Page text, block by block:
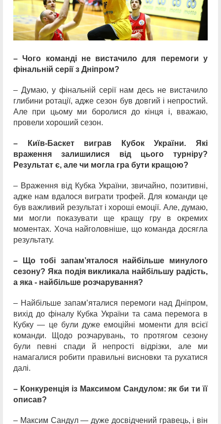
– Чого команді не вистачило для перемоги у
фінальній серії з Дніпром?
– Думаю, у фінальній серії нам десь не вистачило
глибини ротації, адже сезон був довгий і непростий.
Але при цьому ми боролися до кінця і, вважаю,
провели хороший сезон.
– Київ-Баскет виграв Кубок України. Які
враження залишилися від цього турніру?
Результат є, але чи могла гра бути кращою?
– Враження від Кубка України, звичайно, позитивні,
адже нам вдалося виграти трофей. Для команди це
був важливий результат і хороші емоції. Але, думаю,
ми могли показувати ще кращу гру в окремих
моментах. Хоча найголовніше, що команда досягла
результату.
– Що тобі запам’яталося найбільше минулого
сезону? Яка подія викликала найбільшу радість,
а яка - найбільше розчарування?
– Найбільше запам’яталися перемоги над Дніпром,
вихід до фіналу Кубка України та сама перемога в
Кубку — це були дуже емоційні моменти для всієї
команди. Щодо розчарувань, то протягом сезону
були певні спади й непрості відрізки, але ми
намагалися робити правильні висновки та рухатися
далі.
– Конкуренція із Максимом Сандулом: як би ти її
описав?
– Максим Сандул — дуже досвідчений гравець, і він